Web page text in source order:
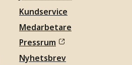
Kundservice
Medarbetare
Pressrum
Nyhetsbrev